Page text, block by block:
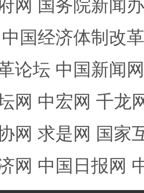
中国经济体制改
论坛 中国新闻网
网 中宏网 千龙
网 求是网 国家
网 中国日报网